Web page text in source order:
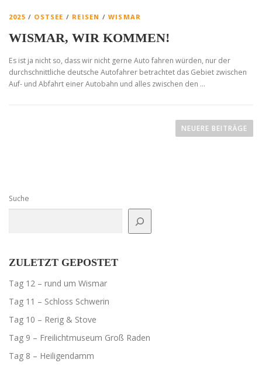
2025 / OSTSEE / REISEN /WISMAR
WISMAR, WIR KOMMEN!
Es ist ja nicht so, dass wir nicht gerne Auto fahren würden, nur der
durchschnittliche deutsche Autofahrer betrachtet das Gebiet zwischen
Auf- und Abfahrt einer Autobahn und alles zwischen den …
G
V
I
T
I
O
NEUERE BEITRÄGE
Suche
ZULETZT GEPOSTET
Tag 12 – rund um Wismar
Tag 11 – Schloss Schwerin
Tag 10 – Rerig & Stove
Tag 9 – Freilichtmuseum Groß Raden
Tag 8 – Heiligendamm